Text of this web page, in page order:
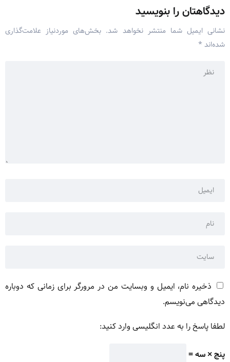
دیدگاهتان را بنویسید
نشانی ایمیل شما منتشر نخواهد شد. بخش‌های موردنیاز علامت‌گذاری
شده‌اند *
ذخیره نام، ایمیل و وبسایت من در مرورگر برای زمانی که دوباره
دیدگاهی می‌نویسم.
لطفا پاسخ را به عدد انگلیسی وارد کنید:
پنج × سه =